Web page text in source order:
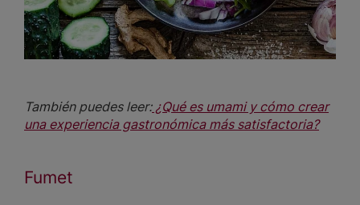
También puedes leer:¿Qué es umami y cómo crear
una experiencia gastronómica más satisfactoria?
Fumet